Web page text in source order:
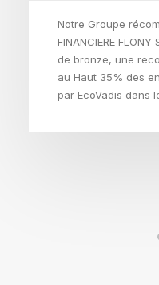
Notre Groupe
FINANCIERE
de bronze, une
au Haut 35% des
par EcoVadis dans